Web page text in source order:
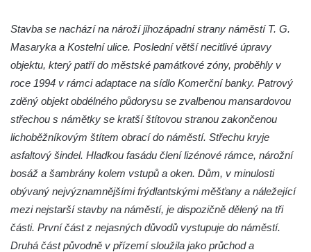
Dům čp. 10 ve Chřibské
Budova základní školy v Lužci nad Vltavou
Dům čp. 11 v Hrobčicích
Budova stáčírny Bílina-Kyselka
Rodný dům Josefa Hory v Dobříni
Královská mincovna v Jáchymově
Chudobinec Franze Preidla v České
Kamenici
Dům čp. 26 ve Velenicích
Dům čp. 31 ve Velenicích
Dům čp. 121 ve Velenicích
Stavba se nachází na nároží jihozápadní strany náměstí T. G.
Masaryka a Kostelní ulice. Poslední větší necitlivé úpravy
objektu, který patří do městské památkové zóny, proběhly v
roce 1994 v rámci adaptace na sídlo Komerční banky. Patrový
zděný objekt obdélného půdorysu se zvalbenou mansardovou
střechou s námětky se kratší štítovou stranou zakončenou
lichoběžníkovým štítem obrací do náměstí. Střechu kryje
asfaltový šindel. Hladkou fasádu člení lizénové rámce, nárožní
bosáž a šambrány kolem vstupů a oken. Dům, v minulosti
obývaný nejvýznamnějšími frýdlantskými měšťany a náležející
mezi nejstarší stavby na náměstí, je dispozičně dělený na tři
části. První část z nejasných důvodů vystupuje do náměstí.
Druhá část původně v přízemí sloužila jako průchod a